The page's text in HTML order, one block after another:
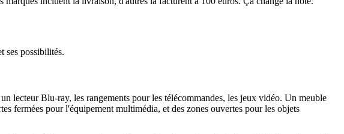
ses possibilités.
lecteur Blu-ray, les rangements pour les télécommandes, les jeux vidéo. Un meuble
fermées pour l'équipement multimédia, et des zones ouvertes pour les objets